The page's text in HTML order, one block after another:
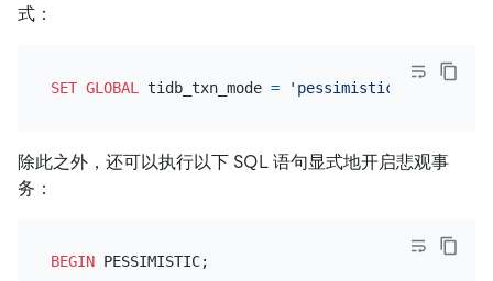
式：
SET GLOBAL tidb_txn_mode = 'pessimistic'
除此之外，还可以执行以下 SQL 语句显式地开启悲观事
务：
BEGIN